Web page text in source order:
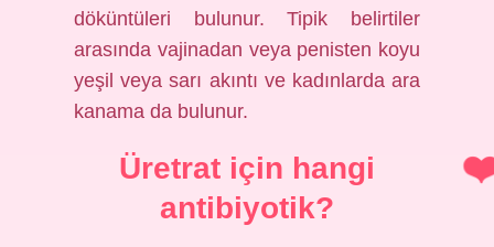
döküntüleri bulunur. Tipik belirtiler
arasında vajinadan veya penisten koyu
yeşil veya sarı akıntı ve kadınlarda ara
kanama da bulunur.
Üretrat için hangi
antibiyotik?